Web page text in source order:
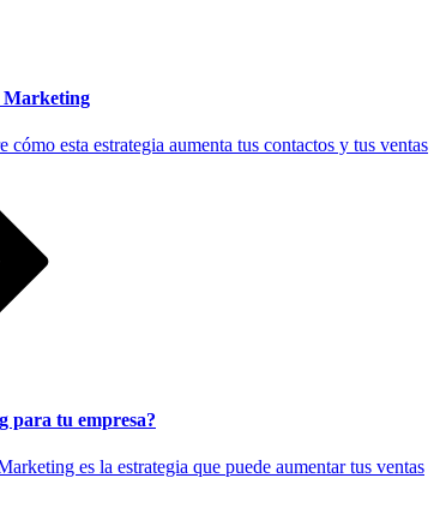
Marketing
cómo esta estrategia aumenta tus contactos y tus ventas
para tu empresa?
es la estrategia que puede aumentar tus ventas